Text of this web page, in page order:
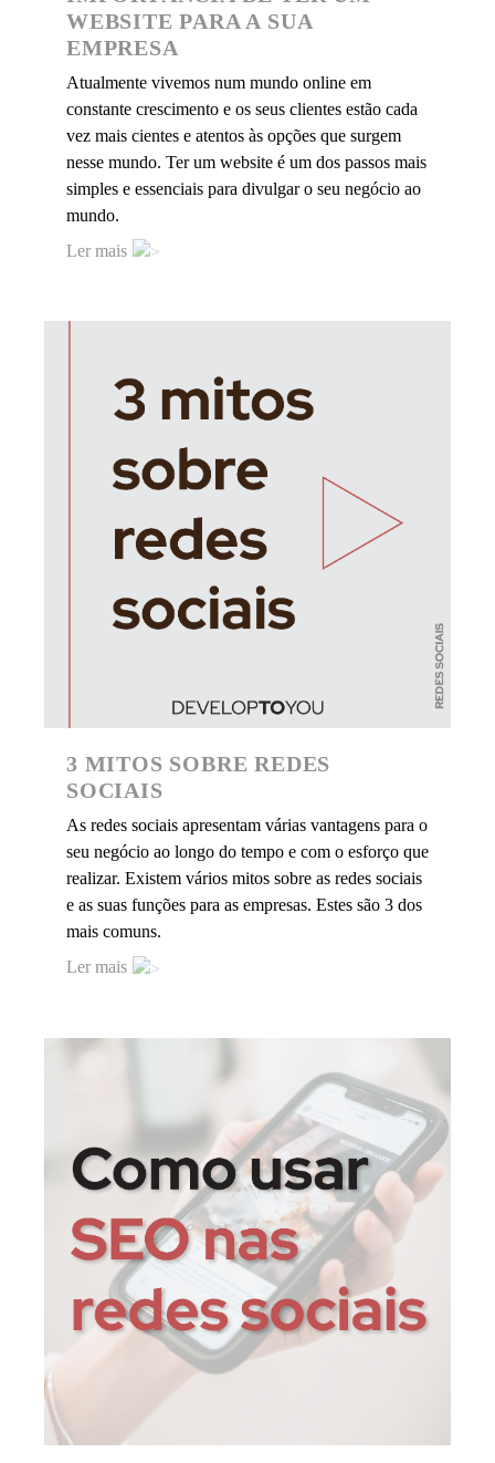
WEBSITE PARA A SUA
EMPRESA
Atualmente vivemos num mundo online em
constante crescimento e os seus clientes estão cada
vez mais cientes e atentos às opções que surgem
nesse mundo. Ter um website é um dos passos mais
simples e essenciais para divulgar o seu negócio ao
mundo.
Ler mais
3 MITOS SOBRE REDES
SOCIAIS
As redes sociais apresentam várias vantagens para o
seu negócio ao longo do tempo e com o esforço que
realizar. Existem vários mitos sobre as redes sociais
e as suas funções para as empresas. Estes são 3 dos
mais comuns.
Ler mais